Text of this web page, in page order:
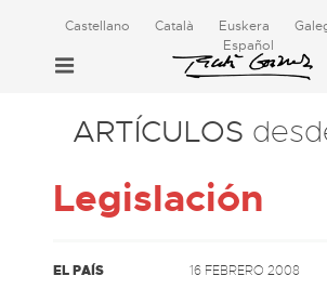
Castellano Català Euskera
Español
ARTÍCULOS
Legislación
EL PAÍS 16 FEBRERO 2008